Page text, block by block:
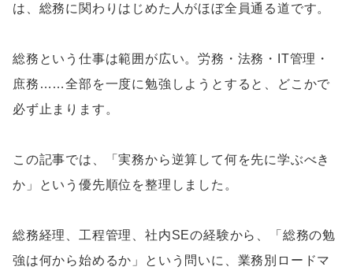
は、総務に関わりはじめた人がほぼ全員通る道です。
総務という仕事は範囲が広い。労務・法務・IT管理・
庶務……全部を一度に勉強しようとすると、どこかで
必ず止まります。
この記事では、「実務から逆算して何を先に学ぶべき
か」という優先順位を整理しました。
総務経理、工程管理、社内SEの経験から、「総務の勉
強は何から始めるか」という問いに、業務別ロードマ